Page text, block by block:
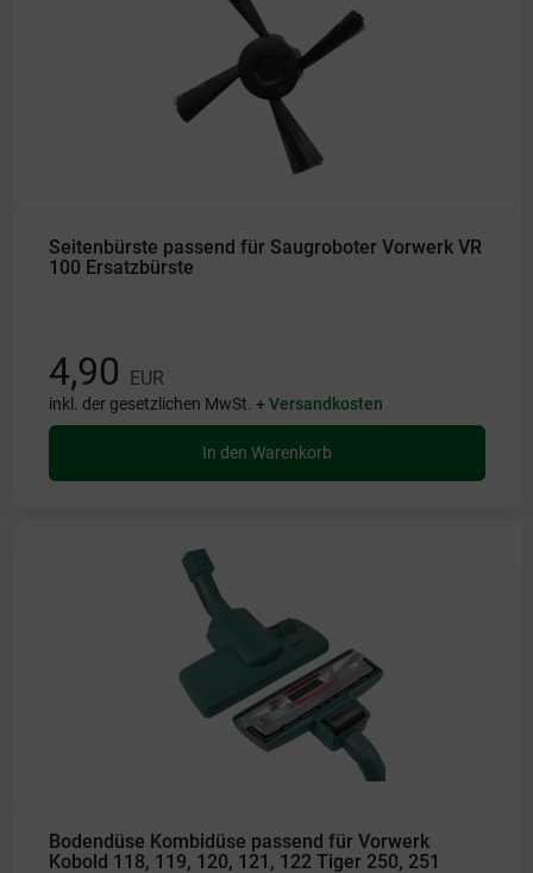
Seitenbürste passend für Saugroboter Vorwerk VR
100 Ersatzbürste
4,90 EUR
inkl. der gesetzlichen MwSt. +Versandkosten
In den Warenkorb
Bodendüse Kombidüse passend für Vorwerk
Kobold 118, 119, 120, 121, 122 Tiger 250, 251